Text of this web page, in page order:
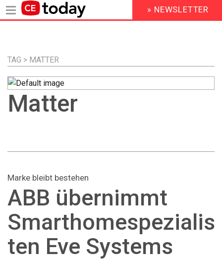
Inhalt
HEADER
MENU
» NEWSLETTER
TAG > MATTER
Matter
Marke bleibt bestehen
ABB übernimmt
Smarthomespezialis
ten Eve Systems